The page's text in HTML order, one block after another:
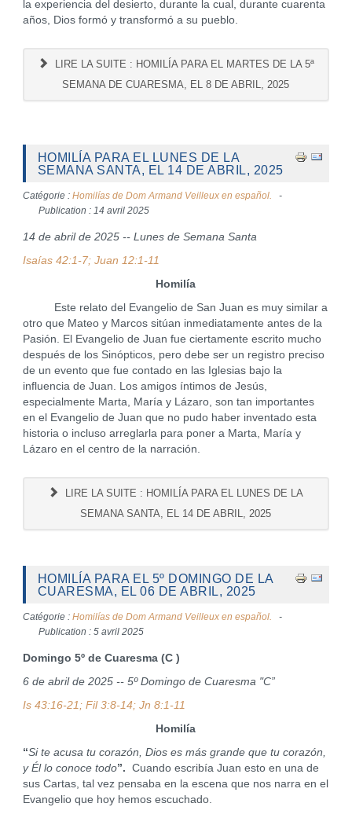
la experiencia del desierto, durante la cual, durante cuarenta
años, Dios formó y transformó a su pueblo.
LIRE LA SUITE : HOMILÍA PARA EL MARTES DE LA 5ª
SEMANA DE CUARESMA, EL 8 DE ABRIL, 2025
HOMILÍA PARA EL LUNES DE LA
SEMANA SANTA, EL 14 DE ABRIL, 2025
Catégorie : Homilías de Dom Armand Veilleux en español.
Publication : 14 avril 2025
14 de abril de 2025 -- Lunes de Semana Santa
Isaías 42:1-7; Juan 12:1-11
Homilía
Este relato del Evangelio de San Juan es muy similar a
otro que Mateo y Marcos sitúan inmediatamente antes de la
Pasión. El Evangelio de Juan fue ciertamente escrito mucho
después de los Sinópticos, pero debe ser un registro preciso
de un evento que fue contado en las Iglesias bajo la
influencia de Juan. Los amigos íntimos de Jesús,
especialmente Marta, María y Lázaro, son tan importantes
en el Evangelio de Juan que no pudo haber inventado esta
historia o incluso arreglarla para poner a Marta, María y
Lázaro en el centro de la narración.
LIRE LA SUITE : HOMILÍA PARA EL LUNES DE LA
SEMANA SANTA, EL 14 DE ABRIL, 2025
HOMILÍA PARA EL 5º DOMINGO DE LA
CUARESMA, EL 06 DE ABRIL, 2025
Catégorie : Homilías de Dom Armand Veilleux en español.
Publication : 5 avril 2025
Domingo 5º de Cuaresma (C )
6 de abril de 2025 -- 5º Domingo de Cuaresma "C”
Is 43:16-21; Fil 3:8-14; Jn 8:1-11
Homilía
“Si te acusa tu corazón, Dios es más grande que tu corazón,
y Él lo conoce todo”. Cuando escribía Juan esto en una de
sus Cartas, tal vez pensaba en la escena que nos narra en el
Evangelio que hoy hemos escuchado.